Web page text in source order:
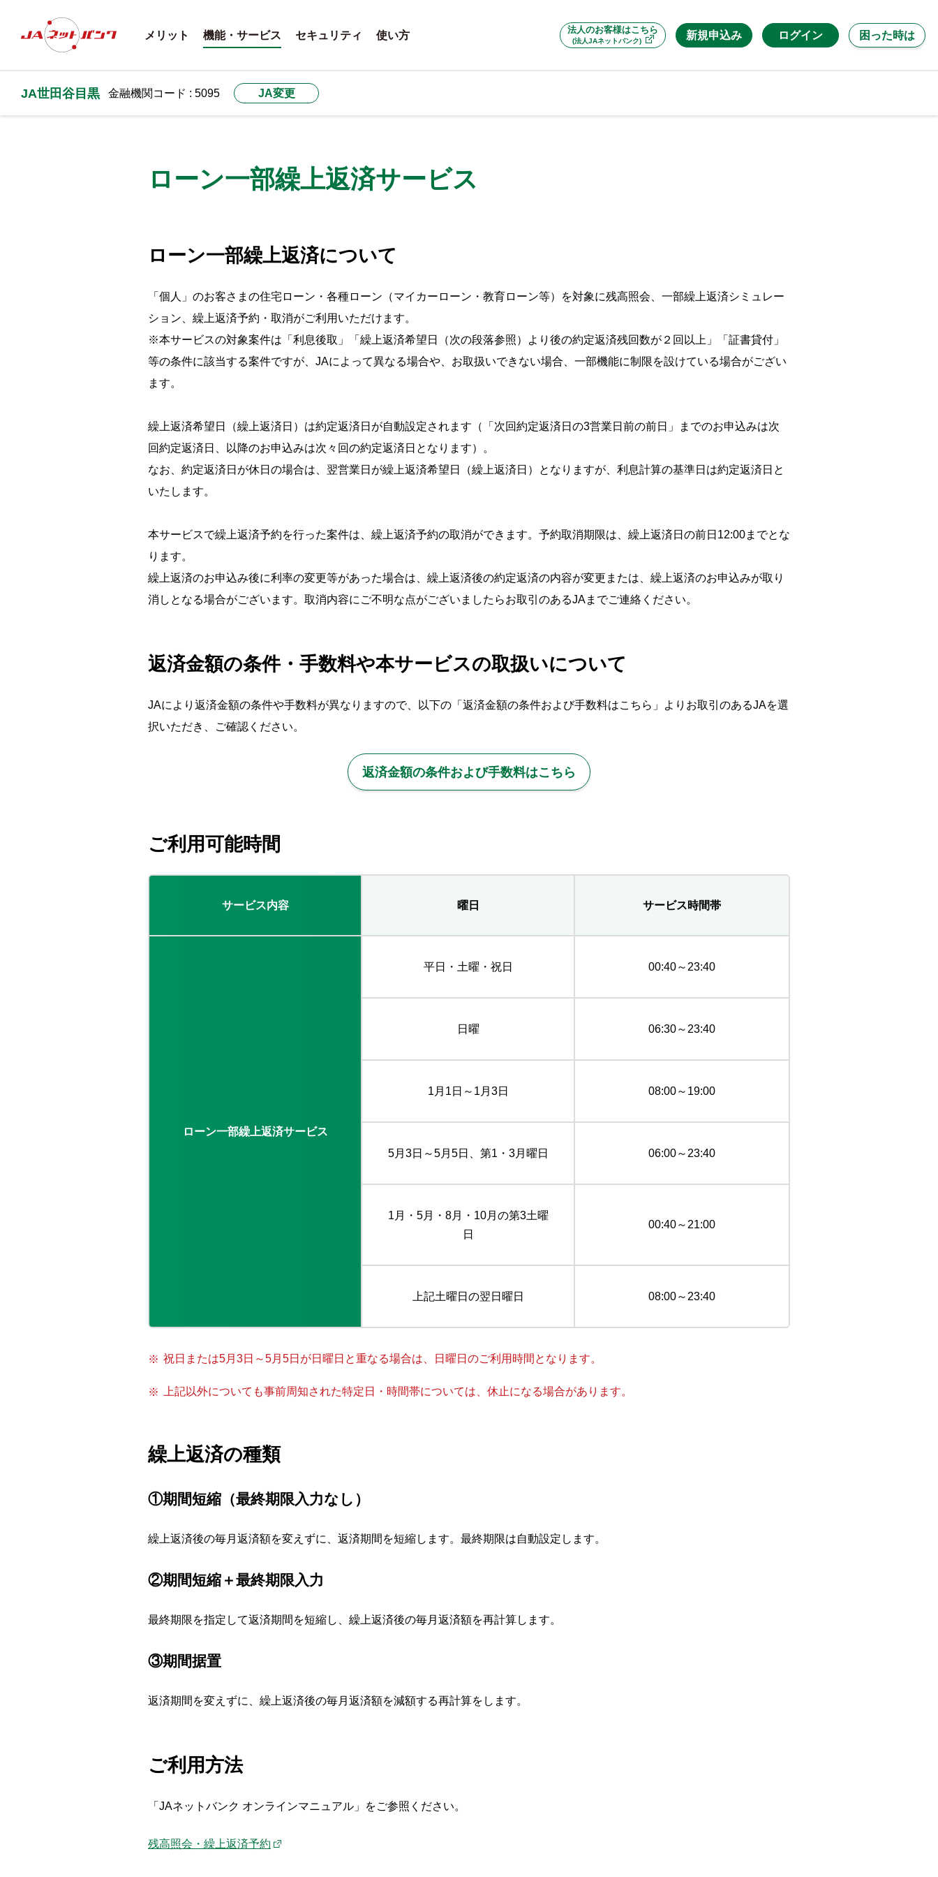
法人のお客様はこちら
(法人JAネットバンク) 新規申込み
メリット 機能・サービス セキュリティ 使い方 ログイン 困った時は
JA世田谷目黒 金融機関コード : 5095 JA変更
ローン一部繰上返済サービス
ローン一部繰上返済について
「個人」のお客さまの住宅ローン・各種ローン（マイカーローン・教育ローン等）を対象に残高照会、一部繰上返済シミュレー
ション、繰上返済予約・取消がご利用いただけます。
※本サービスの対象案件は「利息後取」「繰上返済希望日（次の段落参照）より後の約定返済残回数が２回以上」「証書貸付」
等の条件に該当する案件ですが、JAによって異なる場合や、お取扱いできない場合、一部機能に制限を設けている場合がござい
ます。
繰上返済希望日（繰上返済日）は約定返済日が自動設定されます（「次回約定返済日の3営業日前の前日」までのお申込みは次
回約定返済日、以降のお申込みは次々回の約定返済日となります）。
なお、約定返済日が休日の場合は、翌営業日が繰上返済希望日（繰上返済日）となりますが、利息計算の基準日は約定返済日と
いたします。
本サービスで繰上返済予約を行った案件は、繰上返済予約の取消ができます。予約取消期限は、繰上返済日の前日12:00までとな
ります。
繰上返済のお申込み後に利率の変更等があった場合は、繰上返済後の約定返済の内容が変更または、繰上返済のお申込みが取り
消しとなる場合がございます。取消内容にご不明な点がございましたらお取引のあるJAまでご連絡ください。
返済金額の条件・手数料や本サービスの取扱いについて
JAにより返済金額の条件や手数料が異なりますので、以下の「返済金額の条件および手数料はこちら」よりお取引のあるJAを選
択いただき、ご確認ください。
返済金額の条件および手数料はこちら
ご利用可能時間
サービス内容 曜日 サービス時間帯
ローン一部繰上返済サービス
平日・土曜・祝日 00:40～23:40
日曜 06:30～23:40
1月1日～1月3日 08:00～19:00
5月3日～5月5日、第1・3月曜日 06:00～23:40
1月・5月・8月・10月の第3土曜
日
00:40～21:00
上記土曜日の翌日曜日 08:00～23:40
祝日または5月3日～5月5日が日曜日と重なる場合は、日曜日のご利用時間となります。
上記以外についても事前周知された特定日・時間帯については、休止になる場合があります。
繰上返済の種類
①期間短縮（最終期限入力なし）
繰上返済後の毎月返済額を変えずに、返済期間を短縮します。最終期限は自動設定します。
②期間短縮＋最終期限入力
最終期限を指定して返済期間を短縮し、繰上返済後の毎月返済額を再計算します。
③期間据置
返済期間を変えずに、繰上返済後の毎月返済額を減額する再計算をします。
ご利用方法
「JAネットバンク オンラインマニュアル」をご参照ください。
残高照会・繰上返済予約